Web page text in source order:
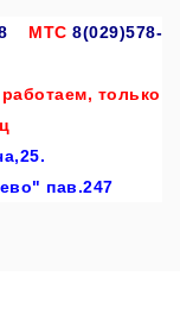
МТС 8(029)578-
только
пав.247